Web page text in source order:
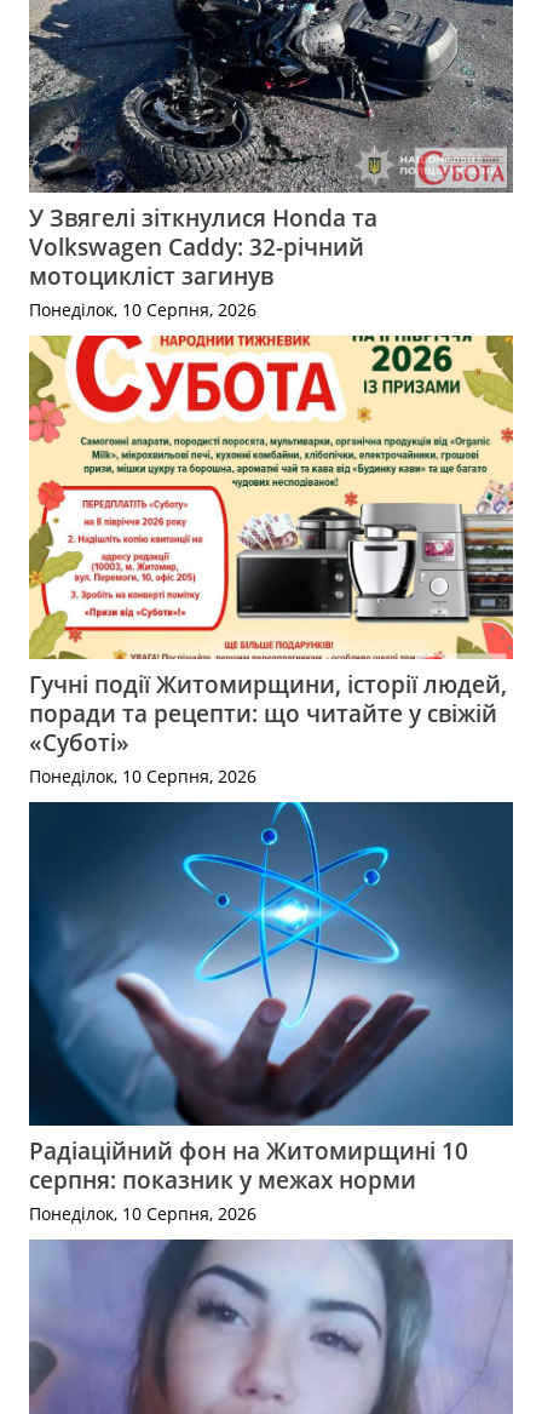
У Звягелі зіткнулися Honda та
Volkswagen Caddy: 32-річний
мотоцикліст загинув
Понеділок, 10 Серпня, 2026
Гучні події Житомирщини, історії людей,
поради та рецепти: що читайте у свіжій
«Суботі»
Понеділок, 10 Серпня, 2026
Радіаційний фон на Житомирщині 10
серпня: показник у межах норми
Понеділок, 10 Серпня, 2026